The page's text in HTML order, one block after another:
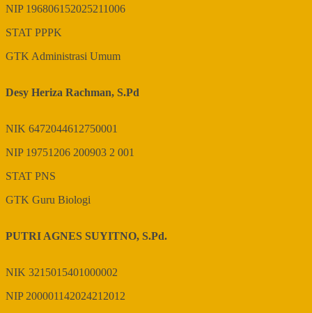
NIP 196806152025211006
STAT PPPK
GTKAdministrasi Umum
Desy Heriza Rachman, S.Pd
NIK 6472044612750001
NIP 19751206 200903 2 001
STAT PNS
GTK Guru Biologi
PUTRI AGNES SUYITNO, S.Pd.
NIK 3215015401000002
NIP200001142024212012